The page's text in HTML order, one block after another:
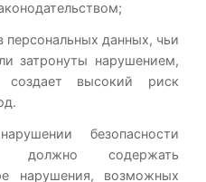
персональных данных, чьи
затронуты нарушением,
высокий риск
безопасности
должно содержать
нарушения, возможных